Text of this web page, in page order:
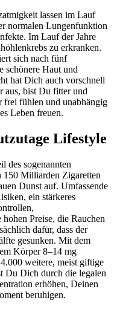
lassen im Lauf
normalen Lungenfunktion
Im Lauf der Jahre
zu erkranken.
sich nach fünf
schönere Haut und
hat Dich auch vorschnell
aus, bist Du fitter und
frei fühlen und unabhängig
Leben freuen.
Lifestyle
des sogenannten
Milliarden Zigaretten
Dunst auf. Umfassende
ein stärkeres
Preise, die Rauchen
dafür, dass der
gesunken. Mit dem
Körper 8–14 mg
weitere, meist giftige
Du Dich durch die legalen
erhöhen, Deinen
beruhigen.